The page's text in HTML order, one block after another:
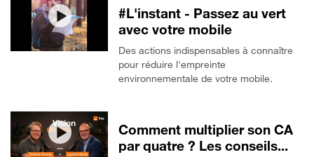
#L'instant - Passez au vert
avec votre mobile
Des actions indispensables à connaître
pour réduire l'empreinte
environnementale de votre mobile.
Comment multiplier son CA
par quatre ? Les conseils...